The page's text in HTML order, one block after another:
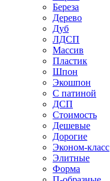
Береза
Дерево
Дуб
ЛДСП
Массив
Пластик
Шпон
Экошпон
С патиной
ДСП
Стоимость
Дешевые
Дорогие
Эконом-класс
Элитные
Форма